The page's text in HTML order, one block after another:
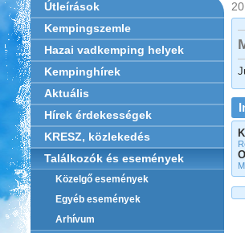
Útleírások
Kempingszemle
Hazai vadkemping helyek
Kempinghírek
Aktuális
Hírek érdekességek
KRESZ, közlekedés
Találkozók és események
Közelgő események
Egyéb események
Arhívum